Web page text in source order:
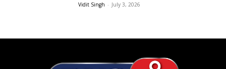
Vidit Singh - July 3, 2026